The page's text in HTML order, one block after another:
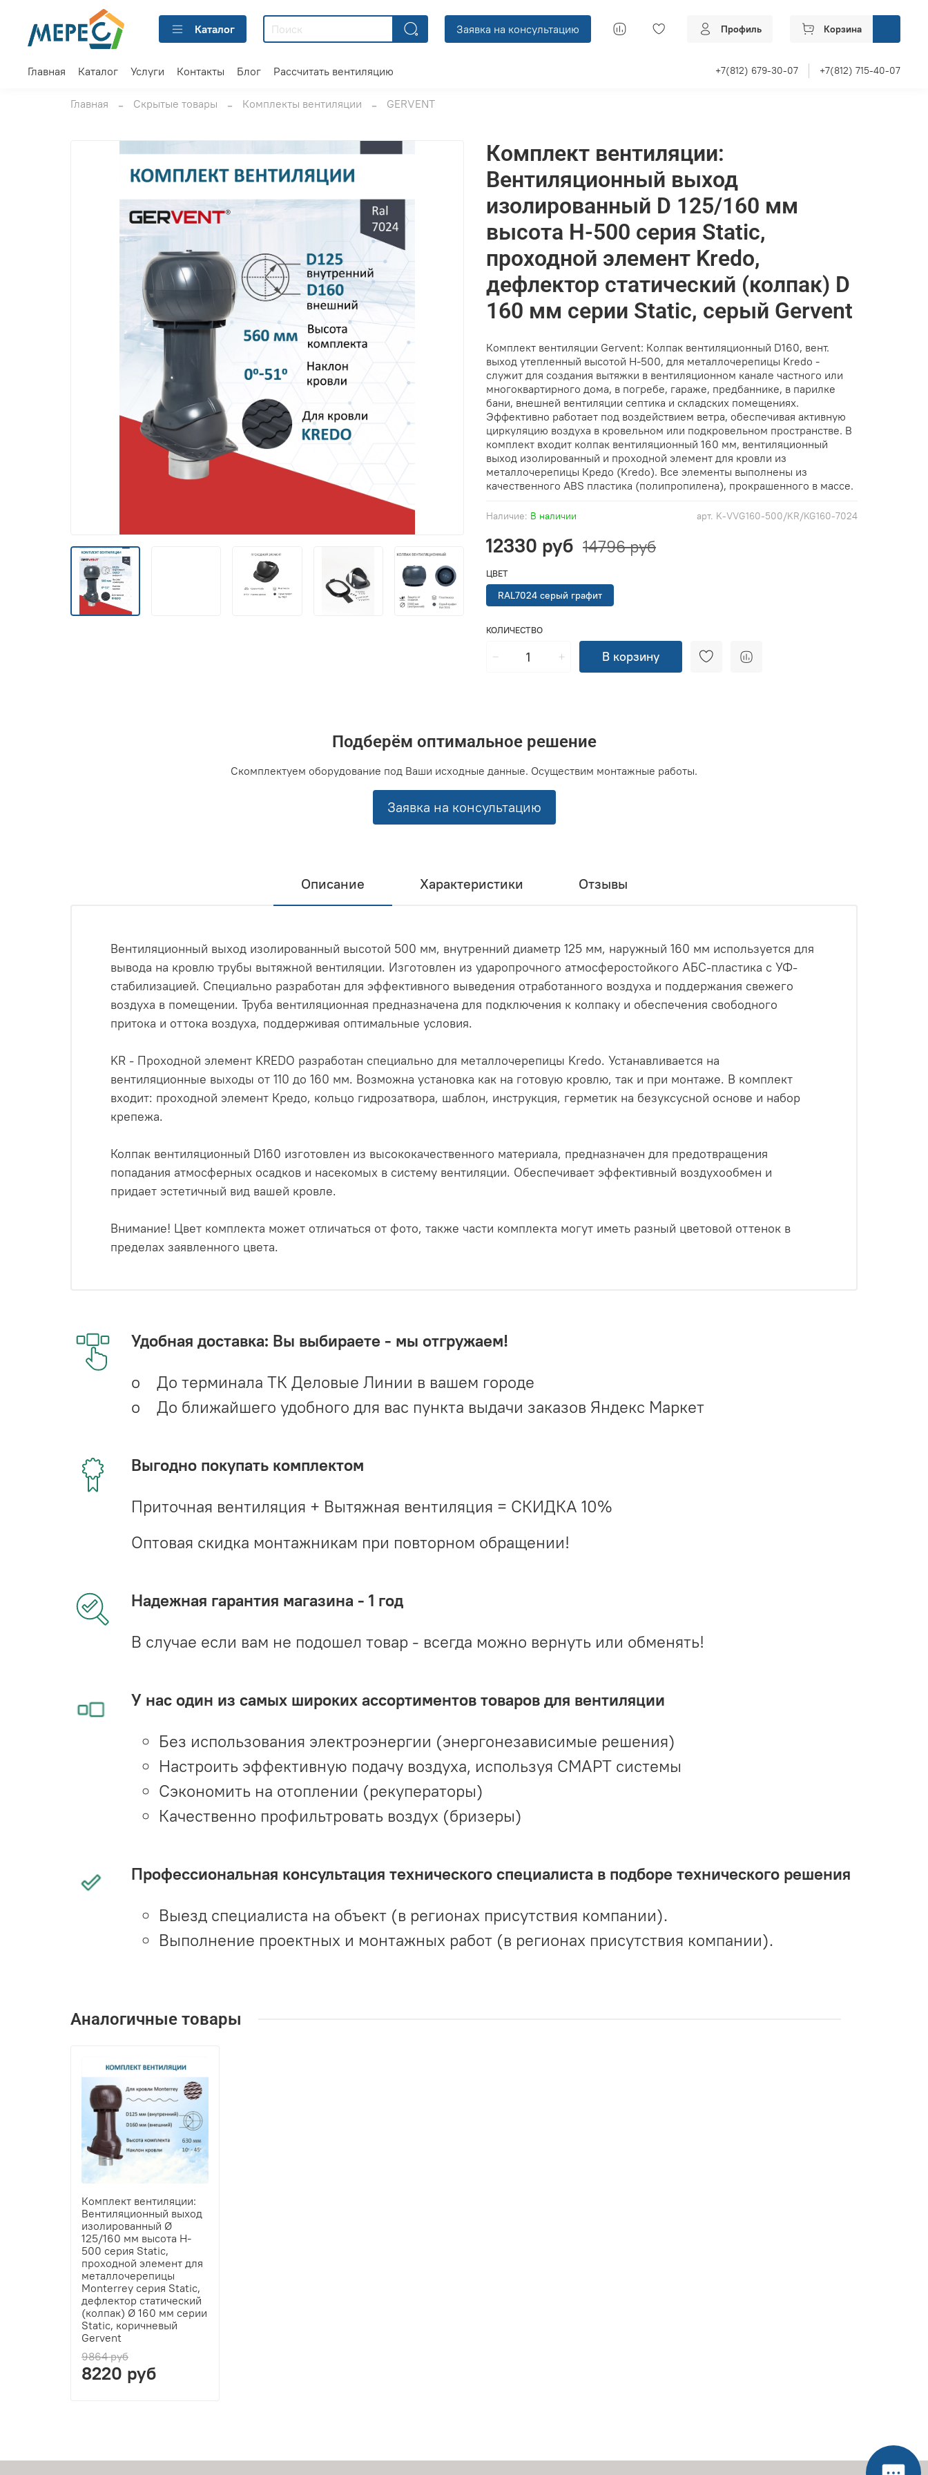
Каталог Заявка на консультацию Профиль Корзина
Главная Каталог Услуги Контакты Блог Рассчитать вентиляцию +7(812) 679-30-07 +7(812) 715-40-07
Главная Скрытые товары Комплекты вентиляции GERVENT
арт. K-VVG160-500/KR/KG160-7024
Наличие: В наличии
Комплект вентиляции:
Вентиляционный выход
изолированный D 125/160 мм
высота H-500 серия Static,
проходной элемент Kredo,
дефлектор статический (колпак) D
160 мм серии Static, серый Gervent
12330 руб 14796 руб
КОЛИЧЕСТВО
В корзину
ЦВЕТ
RAL7024 серый графит
Комплект вентиляции Gervent: Колпак вентиляционный D160, вент.
выход утепленный высотой Н-500, для металлочерепицы Kredo -
служит для создания вытяжки в вентиляционном канале частного или
многоквартирного дома, в погребе, гараже, предбаннике, в парилке
бани, внешней вентиляции септика и складских помещениях.
Эффективно работает под воздействием ветра, обеспечивая активную
циркуляцию воздуха в кровельном или подкровельном пространстве. В
комплект входит колпак вентиляционный 160 мм, вентиляционный
выход изолированный и проходной элемент для кровли из
металлочерепицы Кредо (Kredo). Все элементы выполнены из
качественного ABS пластика (полипропилена), прокрашенного в массе.
Подберём оптимальное решение
Скомплектуем оборудование под Ваши исходные данные. Осуществим монтажные работы.
Заявка на консультацию
Описание Характеристики Отзывы
Вентиляционный выход изолированный высотой 500 мм, внутренний диаметр 125 мм, наружный 160 мм используется для
вывода на кровлю трубы вытяжной вентиляции. Изготовлен из ударопрочного атмосферостойкого АБС-пластика с УФ-
стабилизацией. Специально разработан для эффективного выведения отработанного воздуха и поддержания свежего
воздуха в помещении. Труба вентиляционная предназначена для подключения к колпаку и обеспечения свободного
притока и оттока воздуха, поддерживая оптимальные условия.
KR - Проходной элемент KREDO разработан специально для металлочерепицы Kredo. Устанавливается на
вентиляционные выходы от 110 до 160 мм. Возможна установка как на готовую кровлю, так и при монтаже. В комплект
входит: проходной элемент Кредо, кольцо гидрозатвора, шаблон, инструкция, герметик на безуксусной основе и набор
крепежа.
Колпак вентиляционный D160 изготовлен из высококачественного материала, предназначен для предотвращения
попадания атмосферных осадков и насекомых в систему вентиляции. Обеспечивает эффективный воздухообмен и
придает эстетичный вид вашей кровле.
Внимание! Цвет комплекта может отличаться от фото, также части комплекта могут иметь разный цветовой оттенок в
пределах заявленного цвета.
Удобная доставка: Вы выбираете - мы отгружаем!
o До терминала ТК Деловые Линии в вашем городе
o До ближайшего удобного для вас пункта выдачи заказов Яндекс Маркет
Выгодно покупать комплектом
Приточная вентиляция + Вытяжная вентиляция = СКИДКА 10%
Оптовая скидка монтажникам при повторном обращении!
Надежная гарантия магазина - 1 год
В случае если вам не подошел товар - всегда можно вернуть или обменять!
У нас один из самых широких ассортиментов товаров для вентиляции
Без использования электроэнергии (энергонезависимые решения)
Настроить эффективную подачу воздуха, используя СМАРТ системы
Сэкономить на отоплении (рекуператоры)
Качественно профильтровать воздух (бризеры)
Профессиональная консультация технического специалиста в подборе технического решения
Выезд специалиста на объект (в регионах присутствия компании).
Выполнение проектных и монтажных работ (в регионах присутствия компании).
Аналогичные товары
Комплект вентиляции:
Вентиляционный выход
изолированный Ø
125/160 мм высота H-
500 серия Static,
проходной элемент для
металлочерепицы
Monterrey серия Static,
дефлектор статический
(колпак) Ø 160 мм серии
Static, коричневый
Gervent
9864 руб
8220 руб